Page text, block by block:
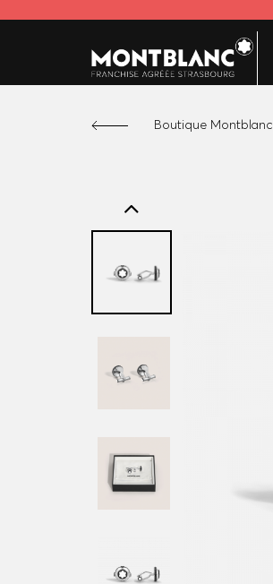
Boutique Montblanc